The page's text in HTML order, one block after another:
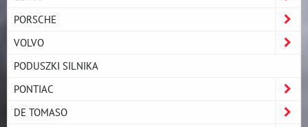
PORSCHE
VOLVO
PODUSZKI SILNIKA
PONTIAC
DE TOMASO